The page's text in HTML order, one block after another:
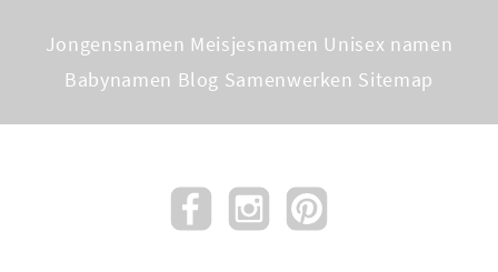
Jongensnamen Meisjesnamen Unisex namen
Babynamen Blog Samenwerken Sitemap